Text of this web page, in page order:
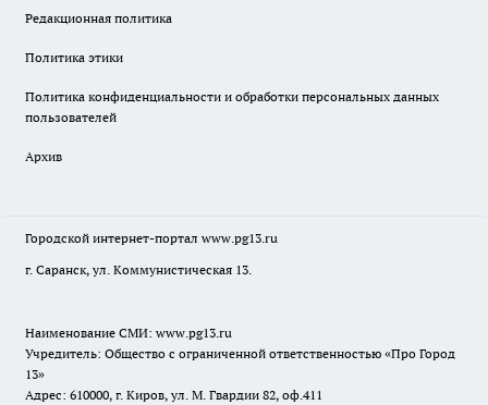
Редакционная политика
Политика этики
Политика конфиденциальности и обработки персональных данных
пользователей
Архив
Городской интернет-портал www.pg13.ru
г. Саранск, ул. Коммунистическая 13.
Наименование СМИ: www.pg13.ru
Учредитель: Общество с ограниченной ответственностью «Про Город
13»
Адрес: 610000, г. Киров, ул. М. Гвардии 82, оф.411